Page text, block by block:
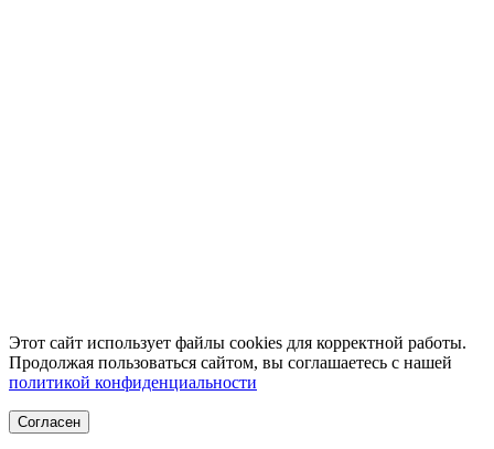
Этот сайт использует файлы cookies для корректной работы.
Продолжая пользоваться сайтом, вы соглашаетесь с нашей
политикой конфиденциальности
Согласен